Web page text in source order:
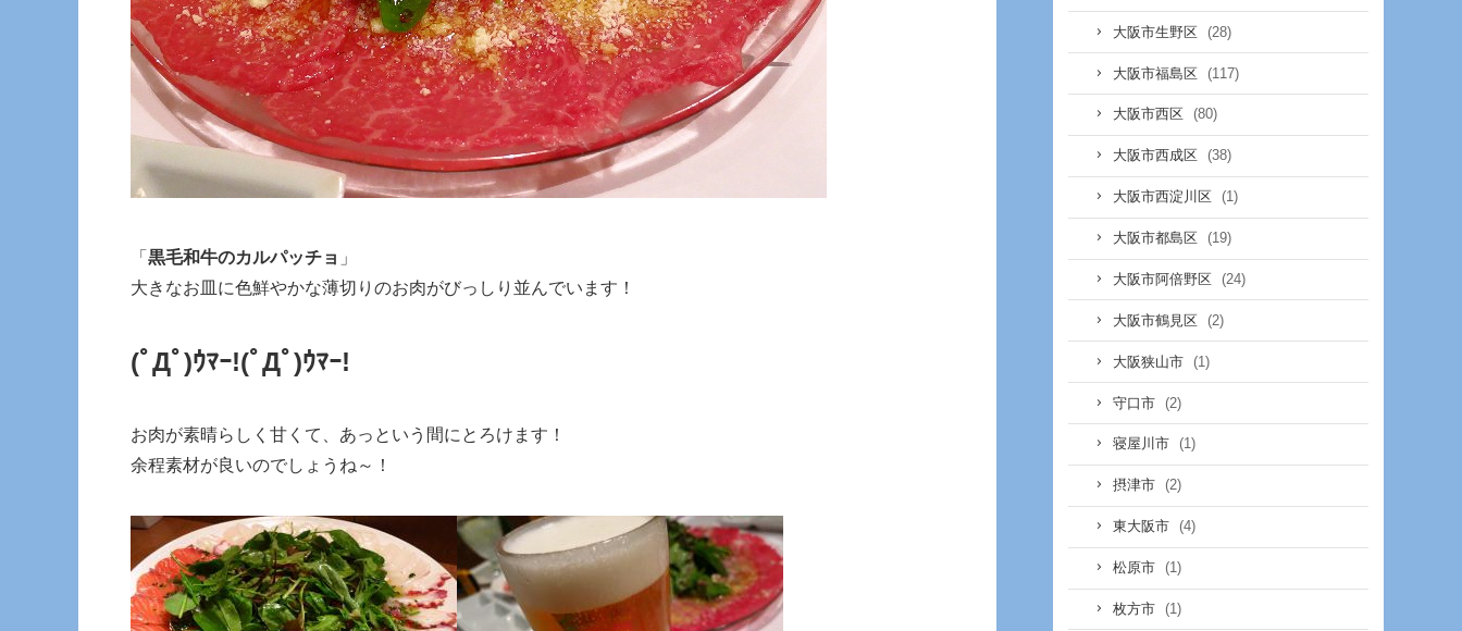
「 黒毛和牛のカルパッチョ 」
大きなお皿に色鮮やかな薄切りのお肉がびっしり並んでいます！
(ﾟДﾟ)ｳﾏｰ!(ﾟДﾟ)ｳﾏｰ!
お肉が素晴らしく甘くて、あっという間にとろけます！
余程素材が良いのでしょうね～！
大阪市生野区 (28)
大阪市福島区 (117)
大阪市西区 (80)
大阪市西成区 (38)
大阪市西淀川区 (1)
大阪市都島区 (19)
大阪市阿倍野区 (24)
大阪市鶴見区 (2)
大阪狭山市 (1)
守口市 (2)
寝屋川市 (1)
摂津市 (2)
東大阪市 (4)
松原市 (1)
枚方市 (1)